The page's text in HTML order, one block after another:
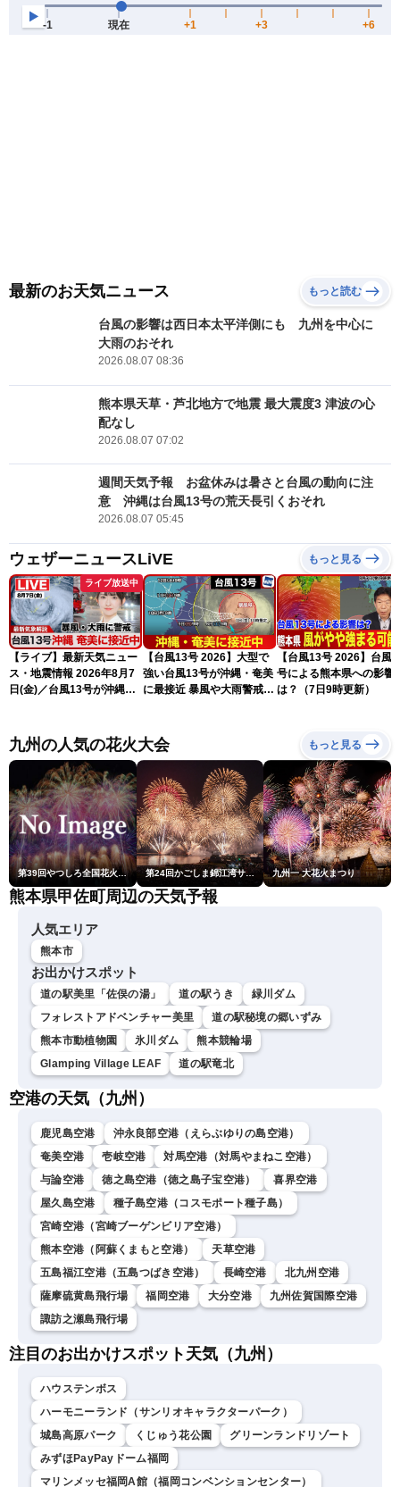
最新のお天気ニュース もっと読む
台風の影響は西日本太平洋側にも 九州を中心に
大雨のおそれ
2026.08.07 08:36
熊本県天草・芦北地方で地震 最大震度3 津波の心
配なし
2026.08.07 07:02
週間天気予報 お盆休みは暑さと台風の動向に注
意 沖縄は台風13号の荒天長引くおそれ
2026.08.07 05:45
ウェザーニュースLiVE もっと見る
ライブ放送中
【ライブ】最新天気ニュー
ス・地震情報 2026年8月7
日(金)／台風13号が沖縄・
ュースLiVEコーヒータイ
ム・江川清音／有賀哲夫〉
【台風13号 2026】大型で
強い台風13号が沖縄・奄美
に最接近 暴風や大雨警戒
【台風13号 2026】台風
号による熊本県への影響
は？（7日9時更新）
九州の人気の花火大会 もっと見る
第39回やつしろ全国花火競技大会 第24回かごしま錦江湾サマーナイト大花火大会 九州一 大花火まつり
熊本県甲佐町周辺の天気予報
人気エリア
熊本市
お出かけスポット
道の駅美里「佐俣の湯」 道の駅うき
緑川ダム
フォレストアドベンチャー美里
道の駅秘境の郷いずみ
熊本市動植物園
氷川ダム
熊本競輪場
Glamping Village LEAF
道の駅竜北
空港の天気（九州）
鹿児島空港
沖永良部空港（えらぶゆりの島空港）
奄美空港
壱岐空港
対馬空港（対馬やまねこ空港）
与論空港
徳之島空港（徳之島子宝空港）
喜界空港
屋久島空港
種子島空港（コスモポート種子島）
宮崎空港（宮崎ブーゲンビリア空港）
熊本空港（阿蘇くまもと空港）
天草空港
五島福江空港（五島つばき空港）
長崎空港
北九州空港
薩摩硫黄島飛行場
福岡空港 大分空港
九州佐賀国際空港
諏訪之瀬島飛行場
注目のお出かけスポット天気（九州）
ハウステンボス
ハーモニーランド（サンリオキャラクターパーク）
城島高原パーク
くじゅう花公園
グリーンランドリゾート
みずほPayPayドーム福岡
マリンメッセ福岡A館（福岡コンベンションセンター）